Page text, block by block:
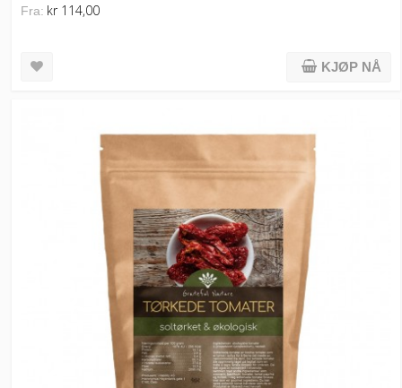
Fra: kr 114,00
KJØP NÅ